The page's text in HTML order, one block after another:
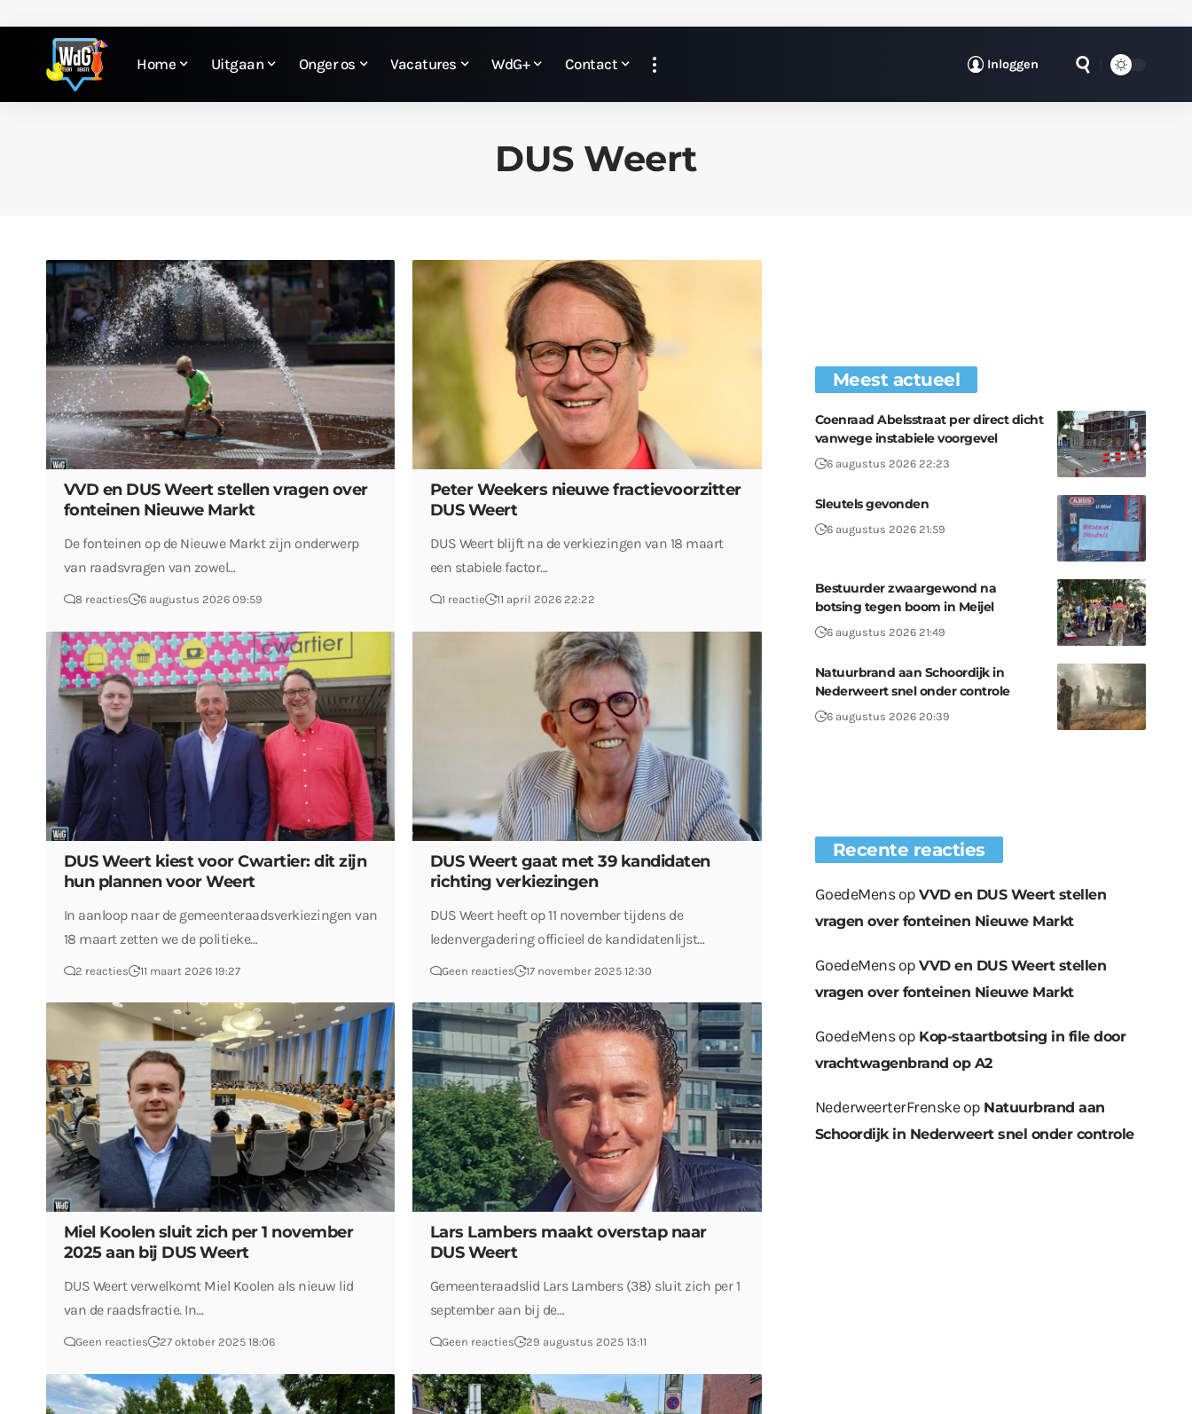
Home Uitgaan Onger os Vacatures WdG+ Contact Inloggen
DUS Weert
VVD en DUS Weert stellen vragen over
fonteinen Nieuwe Markt
De fonteinen op de Nieuwe Markt zijn onderwerp
van raadsvragen van zowel…
8 reacties 6 augustus 2026 09:59
Peter Weekers nieuwe fractievoorzitter
DUS Weert
DUS Weert blijft na de verkiezingen van 18 maart
een stabiele factor…
1 reactie 11 april 2026 22:22
DUS Weert kiest voor Cwartier: dit zijn
hun plannen voor Weert
In aanloop naar de gemeenteraadsverkiezingen van
18 maart zetten we de politieke…
2 reacties 11 maart 2026 19:27
DUS Weert gaat met 39 kandidaten
richting verkiezingen
DUS Weert heeft op 11 november tijdens de
ledenvergadering officieel de kandidatenlijst…
Geen reacties 17 november 2025 12:30
Miel Koolen sluit zich per 1 november
2025 aan bij DUS Weert
DUS Weert verwelkomt Miel Koolen als nieuw lid
van de raadsfractie. In…
Geen reacties 27 oktober 2025 18:06
Lars Lambers maakt overstap naar
DUS Weert
Gemeenteraadslid Lars Lambers (38) sluit zich per 1
september aan bij de…
Geen reacties 29 augustus 2025 13:11
Meest actueel
Coenraad Abelsstraat per direct dicht
vanwege instabiele voorgevel
6 augustus 2026 22:23
Sleutels gevonden
6 augustus 2026 21:59
Bestuurder zwaargewond na
botsing tegen boom in Meijel
6 augustus 2026 21:49
Natuurbrand aan Schoordijk in
Nederweert snel onder controle
6 augustus 2026 20:39
Recente reacties
GoedeMensopVVD en DUS Weert stellen
vragen over fonteinen Nieuwe Markt
GoedeMensopVVD en DUS Weert stellen
vragen over fonteinen Nieuwe Markt
GoedeMensop Kop-staartbotsing in file door
vrachtwagenbrand op A2
NederweerterFrenskeop Natuurbrand aan
Schoordijk in Nederweert snel onder controle